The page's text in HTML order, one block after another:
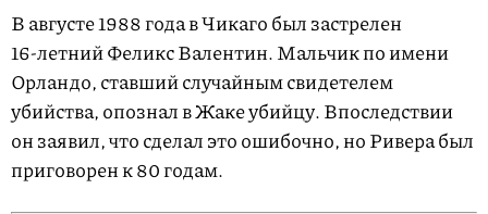
В августе 1988 года в Чикаго был застрелен
16-летнийФеликс Валентин. Мальчик по имени
Орландо, ставший случайным свидетелем
убийства, опознал в Жаке убийцу. Впоследствии
он заявил, что сделал это ошибочно, но Ривера был
приговорен к 80 годам.